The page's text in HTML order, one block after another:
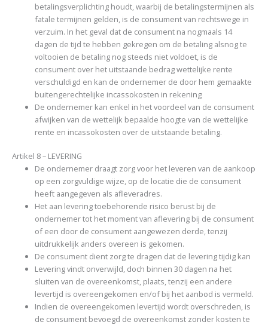
betalingsverplichting houdt, waarbij de betalingstermijnen als
fatale termijnen gelden, is de consument van rechtswege in
verzuim. In het geval dat de consument na nogmaals 14
dagen de tijd te hebben gekregen om de betaling alsnog te
voltooien de betaling nog steeds niet voldoet, is de
consument over het uitstaande bedrag wettelijke rente
verschuldigd en kan de ondernemer de door hem gemaakte
buitengerechtelijke incassokosten in rekening
De ondernemer kan enkel in het voordeel van de consument
afwijken van de wettelijk bepaalde hoogte van de wettelijke
rente en incassokosten over de uitstaande betaling.
Artikel 8 – LEVERING
De ondernemer draagt zorg voor het leveren van de aankoop
op een zorgvuldige wijze, op de locatie die de consument
heeft aangegeven als afleveradres.
Het aan levering toebehorende risico berust bij de
ondernemer tot het moment van aflevering bij de consument
of een door de consument aangewezen derde, tenzij
uitdrukkelijk anders overeen is gekomen.
De consument dient zorg te dragen dat de levering tijdig kan
Levering vindt onverwijld, doch binnen 30 dagen na het
sluiten van de overeenkomst, plaats, tenzij een andere
levertijd is overeengekomen en/of bij het aanbod is vermeld.
Indien de overeengekomen levertijd wordt overschreden, is
de consument bevoegd de overeenkomst zonder kosten te